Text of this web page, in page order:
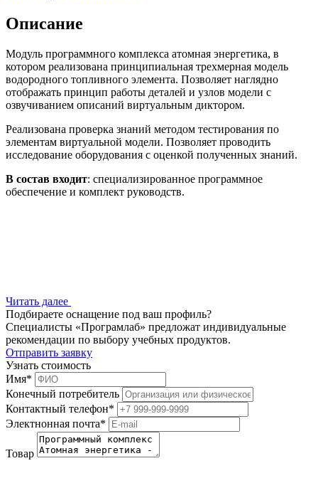
Описание
Модуль программного комплекса атомная энергетика, в
котором реализована принципиальная трехмерная модель
водородного топливного элемента. Позволяет наглядно
отображать принцип работы деталей и узлов модели с
озвучиванием описаний виртуальным диктором.
Реализована проверка знаний методом тестирования по
элементам виртуальной модели. Позволяет проводить
исследование оборудования с оценкой полученных знаний.
В состав входит: специализированное программное
обеспечение и комплект руководств.
Читать далее
Подбираете оснащение под ваш профиль?
Специалисты «Програмлаб» предложат индивидуальные
рекомендации по выбору учебных продуктов.
Отправить заявку
Узнать стоимость
Имя*
Конечный потребитель
Контактный телефон*
Электнонная почта*
Товар